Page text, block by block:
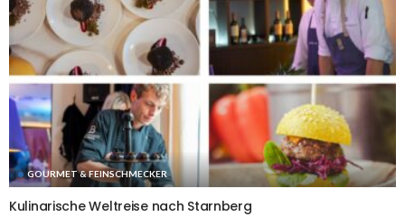
GOURMET & FEINSCHMECKER
Kulinarische Weltreise nach Starnberg